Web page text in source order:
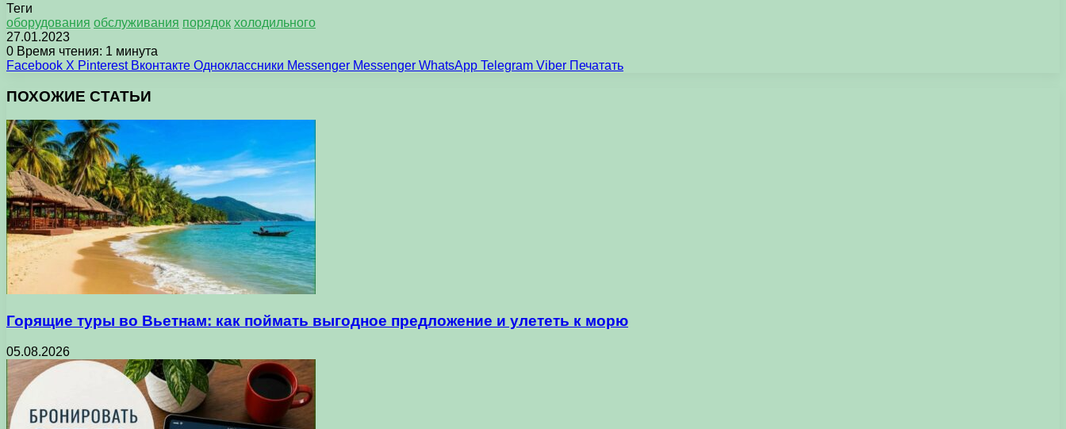
Теги
оборудования обслуживания порядок холодильного
27.01.2023
0 Время чтения: 1 минута
Facebook X Pinterest Вконтакте Одноклассники Messenger Messenger WhatsApp Telegram Viber Печатать
ПОХОЖИЕ СТАТЬИ
Горящие туры во Вьетнам: как поймать выгодное предложение и улететь к морю
05.08.2026